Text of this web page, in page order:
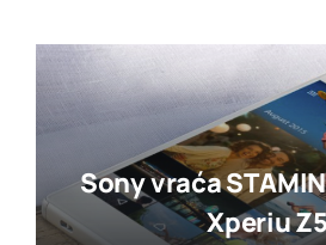
Sony vraća
Xperiu